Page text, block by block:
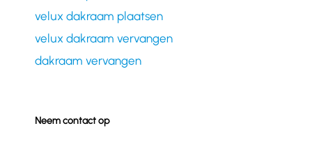
velux dakraam plaatsen
velux dakraam vervangen
dakraam vervangen
Neem contact op